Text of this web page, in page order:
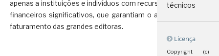
apenas a instituições e indivíduos com recursos
financeiros significativos, que garantiam o alto
faturamento das grandes editoras.
técnicos
Licença
Copyright (c)